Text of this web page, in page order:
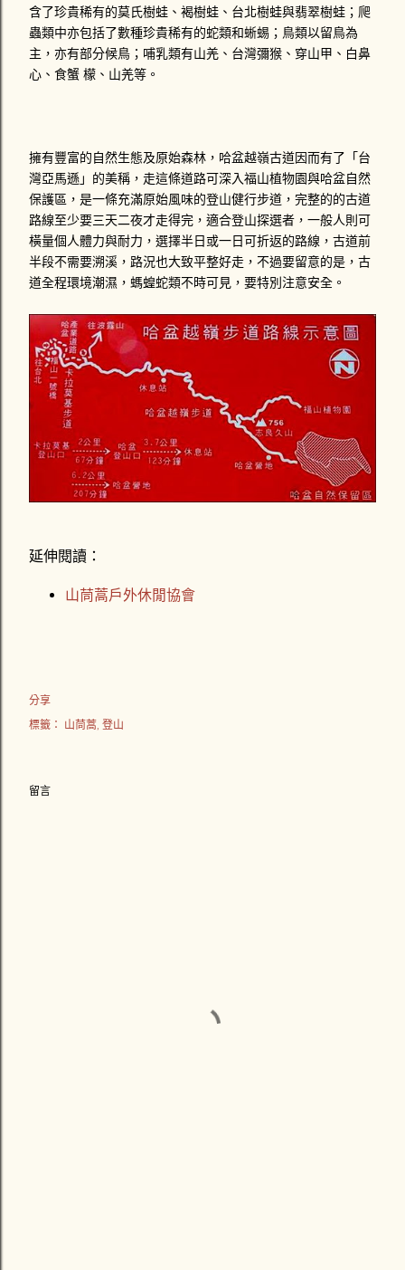
含了珍貴稀有的莫氏樹蛙、褐樹蛙、台北樹蛙與翡翠樹蛙；爬
蟲類中亦包括了數種珍貴稀有的蛇類和蜥蜴；鳥類以留鳥為
主，亦有部分候鳥；哺乳類有山羌、台灣彌猴、穿山甲、白鼻
心、食蟹 檬、山羌等。
擁有豐富的自然生態及原始森林，哈盆越嶺古道因而有了「台
灣亞馬遜」的美稱，走這條道路可深入福山植物園與哈盆自然
保護區，是一條充滿原始風味的登山健行步道，完整的的古道
路線至少要三天二夜才走得完，適合登山探選者，一般人則可
橫量個人體力與耐力，選擇半日或一日可折返的路線，古道前
半段不需要溯溪，路況也大致平整好走，不過要留意的是，古
道全程環境潮濕，螞蝗蛇類不時可見，要特別注意安全。
延伸閱讀：
山茼蒿戶外休閒協會
分享
標籤： 山茼蒿 登山
留言